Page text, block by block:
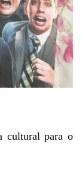
cultural para o